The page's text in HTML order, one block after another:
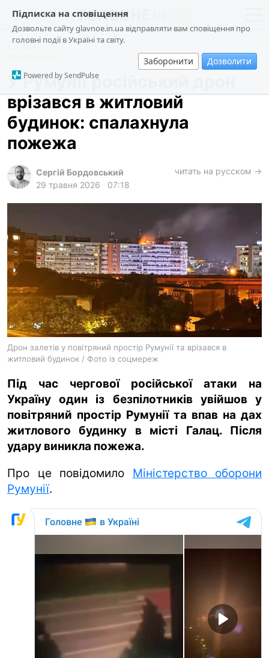
Підписка на сповіщення
Дозвольте сайту glavnoe.in.ua відправляти вам сповіщення про
головні події в Україні та світу.
Заборонити Дозволити
Powered by SendPulse
новини
про проєкт
суспільство
події
кримінал
архів
gambling
ua en
Події
У Румунії російський дрон
врізався в житловий
будинок: спалахнула
пожежа
Сергій Бордовський
29 травня 2026
07:18
читать на русском →
Дрон залетів у повітряний простір Румунії та врізався в
житловий будинок / Фото із соцмереж
Під час чергової російської атаки на
Україну один із безпілотників увійшов у
повітряний простір Румунії та впав на дах
житлового будинку в місті Галац. Після
удару виникла пожежа.
Про це повідомило Міністерство оборони
Румунії.